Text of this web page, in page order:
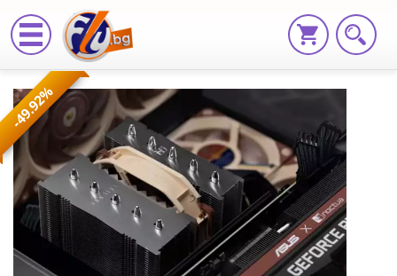
Noctua
Охлаждане
CPU
Cooler
NH-
D12L
-49.92%